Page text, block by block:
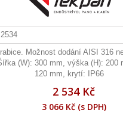
2534
Možnost dodání AISI 316
(W): 300 mm, výška (H): 200
120 mm, krytí: IP66
2 534 Kč
3 066 Kč (s DPH)